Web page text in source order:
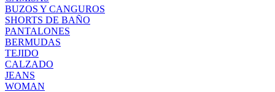
BUZOS Y CANGUROS
SHORTS DE BAÑO
PANTALONES
BERMUDAS
TEJIDO
CALZADO
JEANS
WOMAN